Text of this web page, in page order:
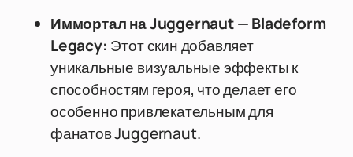
Иммортал на Juggernaut — Bladeform
Legacy: Этот скин добавляет
уникальные визуальные эффекты к
способностям героя, что делает его
особенно привлекательным для
фанатов Juggernaut.